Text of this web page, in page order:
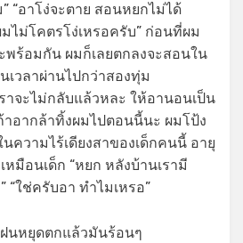
“อาโง่จะตาย สอนหยกไม่ได้
มไม่โคตรโง่เหรอครับ” ก่อนที่ผม
พร้อมกัน ผมก็เลยตกลงจะสอนใน
เวลาผ่านไปกว่าสองทุ่ม
าจะไม่กลับแล้วหละ ให้อานอนเป็น
าอากล้าทิ้งผมไปตอนนี้นะ ผมโป้ง
นความไร้เดียงสาของเด็กคนนี้ อายุ
หมือนเด็ก “หยก หลังบ้านเรามี
“ใช่ครับอา ทำไมเหรอ”
นหยุดตกแล้วมันร้อนๆ